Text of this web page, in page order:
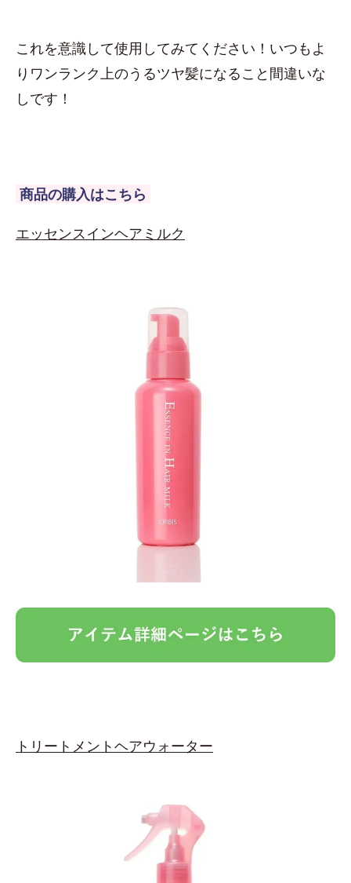
これを意識して使用してみてください！いつもよ
りワンランク上のうるツヤ髪になること間違いな
しです！
商品の購入はこちら
エッセンスインヘアミルク
トリートメントヘアウォーター